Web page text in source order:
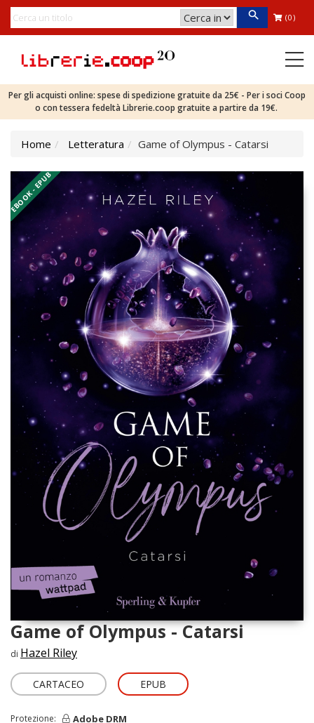
(0)
Per gli acquisti online: spese di spedizione gratuite da 25€ - Per i soci Coop
o con tessera fedeltà Librerie.coop gratuite a partire da 19€.
Home Letteratura Game of Olympus - Catarsi
EBOOK - EPUB
Game of Olympus - Catarsi
di Hazel Riley
CARTACEO EPUB
Protezione: Adobe DRM